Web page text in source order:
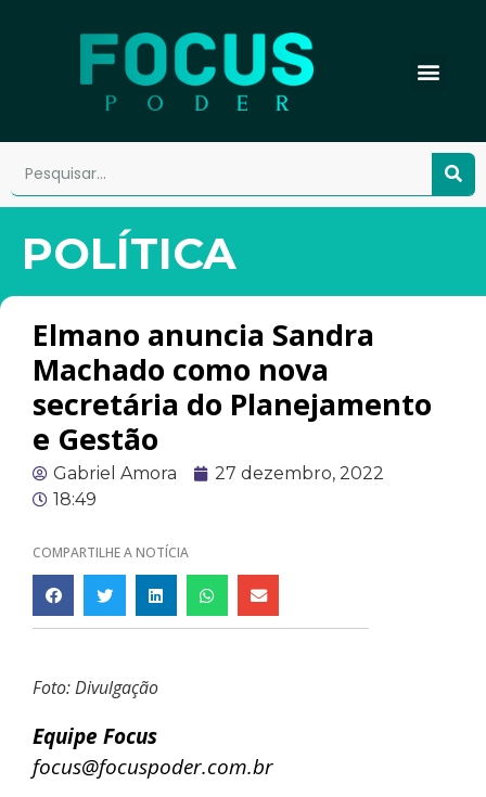
POLÍTICA
Elmano anuncia Sandra
Machado como nova
secretária do Planejamento
e Gestão
Gabriel Amora
27 dezembro, 2022
18:49
COMPARTILHE A NOTÍCIA
Foto: Divulgação
Equipe Focus
focus@focuspoder.com.br